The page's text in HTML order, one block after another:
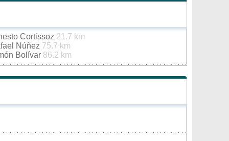
Cortissoz 21.7 km
Núñez 75.7 km
Bolívar 86.2 km